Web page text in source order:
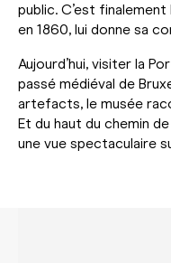
public. C’est
en 1860, lui donne sa
Aujourd’hui, visiter la
passé médiéval de
artefacts, le musée
Et du haut du chemin
une vue spectaculaire